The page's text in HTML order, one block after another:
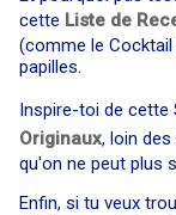
cette Liste de
(comme le
papilles.
Inspire-toi de cette
Originaux, loin
qu'on ne peut plus
Enfin, si tu veux